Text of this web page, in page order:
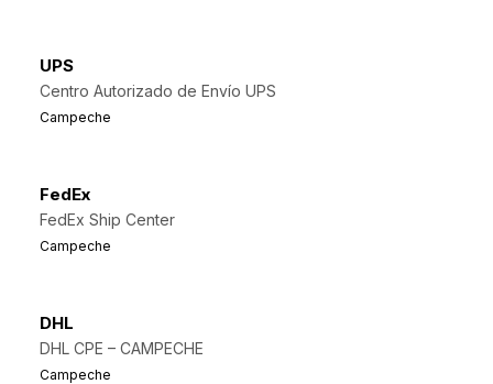
UPS
Centro Autorizado de Envío UPS
Campeche
FedEx
FedEx Ship Center
Campeche
DHL
DHL CPE – CAMPECHE
Campeche